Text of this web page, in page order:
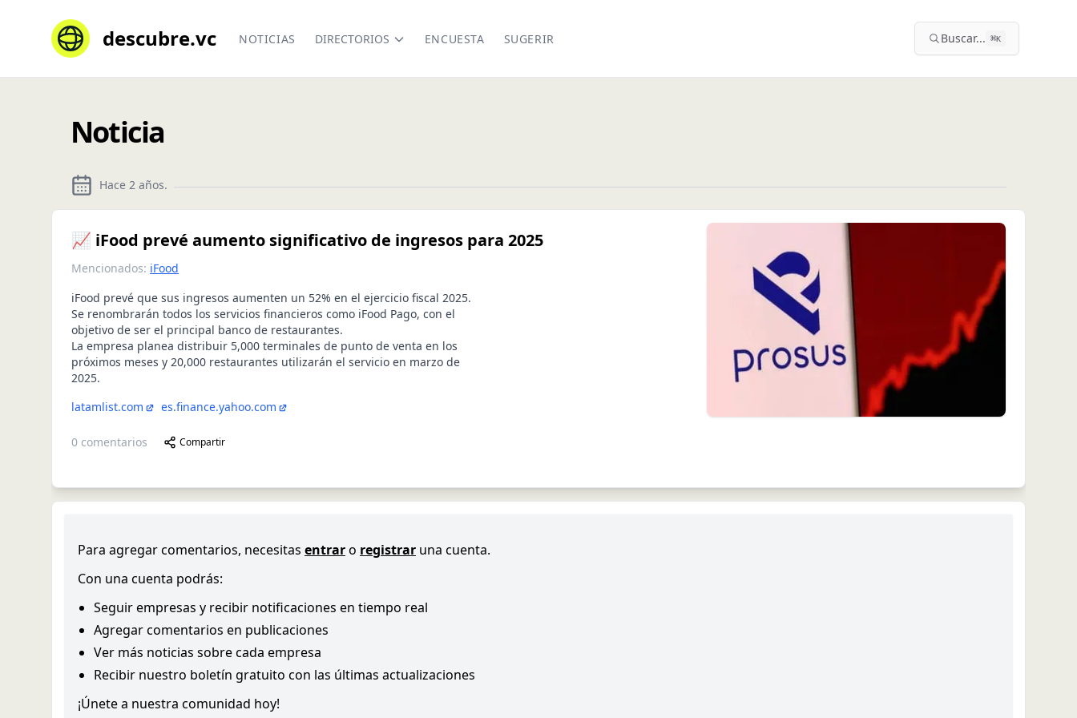
descubre.vc NOTICIAS DIRECTORIOS ENCUESTA SUGERIR Buscar... ⌘K
Noticia
Hace 2 años.
📈 iFood prevé aumento significativo de ingresos para 2025
Mencionados: iFood
iFood prevé que sus ingresos aumenten un 52% en el ejercicio fiscal 2025.
Se renombrarán todos los servicios financieros como iFood Pago, con el
objetivo de ser el principal banco de restaurantes.
La empresa planea distribuir 5,000 terminales de punto de venta en los
próximos meses y 20,000 restaurantes utilizarán el servicio en marzo de
2025.
latamlist.com
es.finance.yahoo.com
0 comentarios Compartir
Para agregar comentarios, necesitas entraro registrar una cuenta.
Con una cuenta podrás:
Seguir empresas y recibir notificaciones en tiempo real
Agregar comentarios en publicaciones
Ver más noticias sobre cada empresa
Recibir nuestro boletín gratuito con las últimas actualizaciones
¡Únete a nuestra comunidad hoy!